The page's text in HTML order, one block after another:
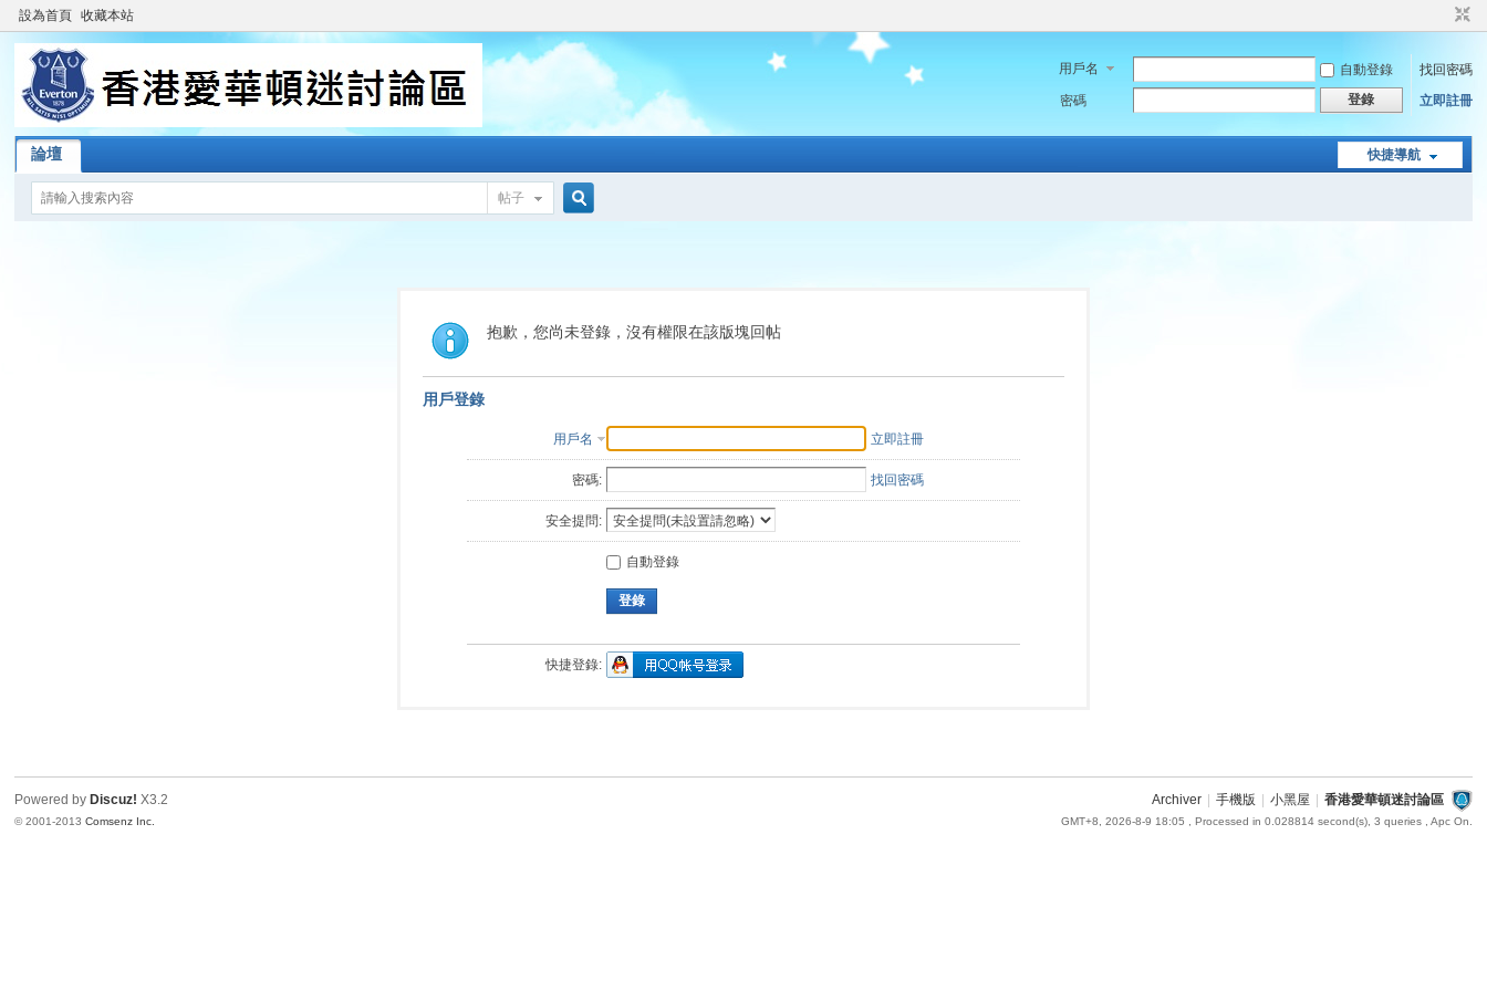
設為首頁 收藏本站
用戶名 自動登錄
找回密碼
密碼
登錄 立即註冊
快捷導航
論壇
帖子
索
抱歉，您尚未登錄，沒有權限在該版塊回帖
用戶登錄
用戶名 立即註冊
密碼: 找回密碼
安全提問:
自動登錄
登錄
快捷登錄:
Archiver 手機版 小黑屋 香港愛華頓迷討論區
GMT+8, 2026-8-9 18:05 , Processed in 0.028814 second(s), 3 queries , Apc On.
Powered by Discuz! X3.2
© 2001-2013Comsenz Inc.